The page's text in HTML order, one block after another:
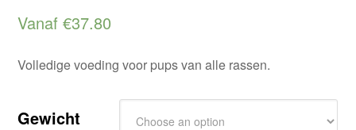
Vanaf€37.80
Volledige voeding voor pups van alle rassen.
Gewicht